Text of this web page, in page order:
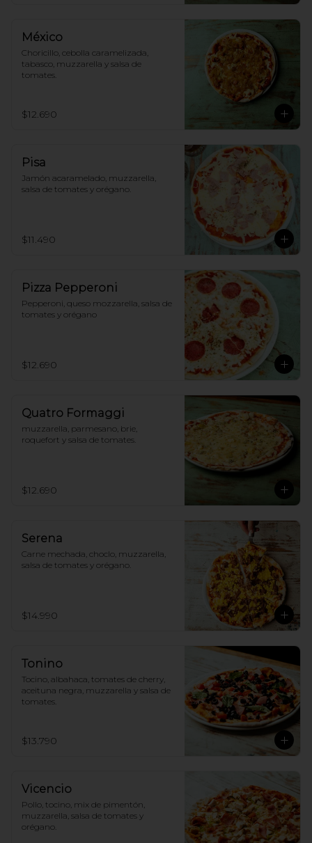
México
Choricillo, cebolla caramelizada,
tabasco, muzzarella y salsa de
tomates.
$12.690
Pisa
Jamón acaramelado, muzzarella,
salsa de tomates y orégano.
$11.490
Pizza Pepperoni
Pepperoni, queso mozzarella, salsa de
tomates y orégano
$12.690
Quatro Formaggi
muzzarella, parmesano, brie,
roquefort y salsa de tomates.
$12.690
Serena
Carne mechada, choclo, muzzarella,
salsa de tomates y orégano.
$14.990
Tonino
Tocino, albahaca, tomates de cherry,
aceituna negra, muzzarella y salsa de
tomates.
$13.790
Vicencio
Pollo, tocino, mix de pimentón,
muzzarella, salsa de tomates y
orégano.